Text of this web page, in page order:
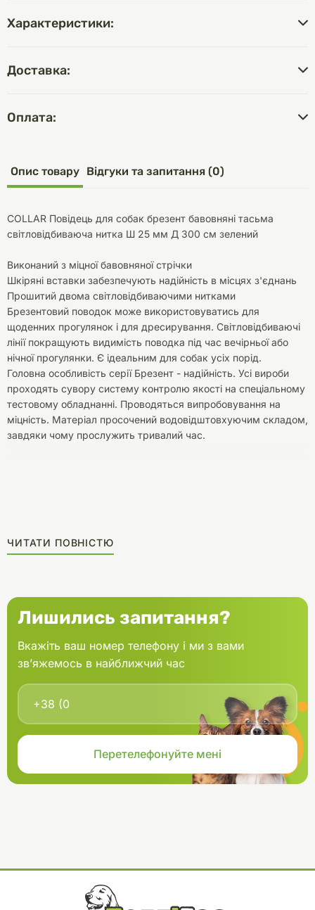
Характеристики:
Доставка:
Оплата:
Опис товару Відгуки та запитання (0)
COLLAR Повідець для собак брезент бавовняні тасьма
світловідбиваюча нитка Ш 25 мм Д 300 см зелений
Виконаний з міцної бавовняної стрічки
Шкіряні вставки забезпечують надійність в місцях з'єднань
Прошитий двома світловідбиваючими нитками
Брезентовий поводок може використовуватись для
щоденних прогулянок і для дресирування. Світловідбиваючі
лінії покращують видимість поводка під час вечірньої або
нічної прогулянки. Є ідеальним для собак усіх порід.
Головна особливість серії Брезент - надійність. Усі вироби
проходять сувору систему контролю якості на спеціальному
тестовому обладнанні. Проводяться випробовування на
міцність. Матеріал просочений водовідштовхуючим складом,
завдяки чому прослужить тривалий час.
ЧИТАТИ ПОВНІСТЮ
Лишились запитання?
Вкажіть ваш номер телефону і ми з вами
зв’яжемось в найближчий час